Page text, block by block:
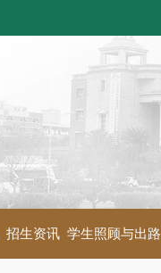
招生资讯 学生照顾与出路